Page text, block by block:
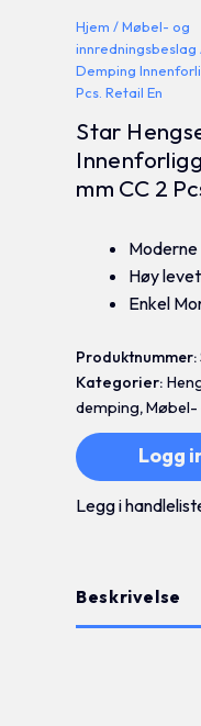
Hjem /Møbel- og
innredningsbeslag
Demping
Pcs. Retail En
Star
mm CC 2
Høy
Enkel
Produktnummer:
Kategorier:
demping,Møbel-
Logg
Legg i
Beskrivelse